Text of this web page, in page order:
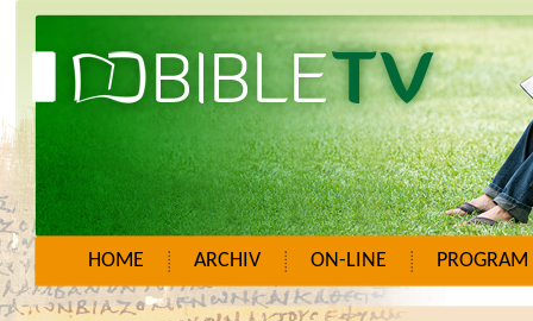
HOME ARCHIV ON-LINE PROGRAM